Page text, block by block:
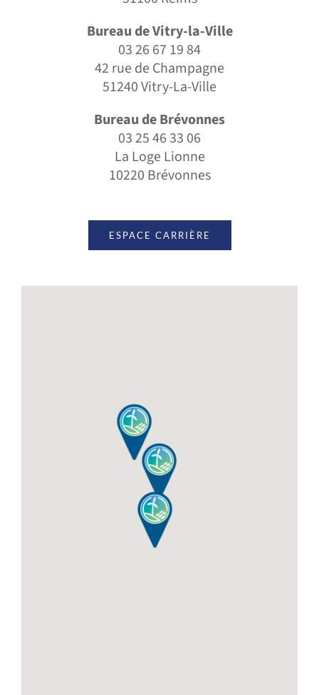
Bureau de Vitry-la-Ville
03 26 67 19 84
42 rue de Champagne
51240 Vitry-La-Ville
Bureau de Brévonnes
03 25 46 33 06
La Loge Lionne
10220 Brévonnes
ESPACE CARRIÈRE